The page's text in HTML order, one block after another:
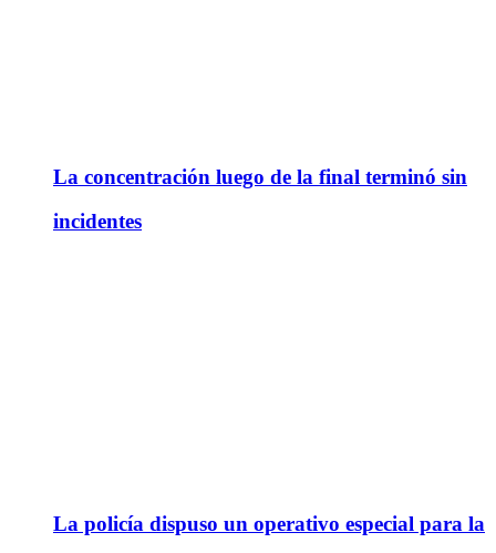
La concentración luego de la final terminó sin
incidentes
La policía dispuso un operativo especial para la